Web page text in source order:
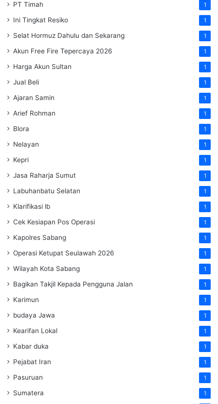
PT Timah 1
Ini Tingkat Resiko 1
Selat Hormuz Dahulu dan Sekarang 1
Akun Free Fire Tepercaya 2026 1
Harga Akun Sultan 1
Jual Beli 1
Ajaran Samin 1
Arief Rohman 1
Blora 1
Nelayan 1
Kepri 1
Jasa Raharja Sumut 1
Labuhanbatu Selatan 1
Klarifikasi lb 1
Cek Kesiapan Pos Operasi 1
Kapolres Sabang 1
Operasi Ketupat Seulawah 2026 1
Wilayah Kota Sabang 1
Bagikan Takjil Kepada Pengguna Jalan 1
Karimun 1
budaya Jawa 1
Kearifan Lokal 1
Kabar duka 1
Pejabat Iran 1
Pasuruan 1
Sumatera 1